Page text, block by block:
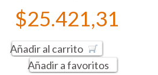
$25.421,31
Añadir al carrito
Añadir a favoritos